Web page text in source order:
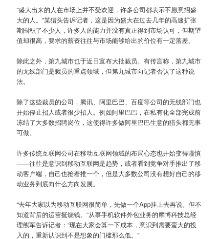
“盛大出来的人在市场上并不受欢迎，许多公司都表示不愿意招盛
大的人。”某猎头告诉记者，这是因为盛大在过去几年的高速扩张
期囤积了不少人，许多人的能力并没有真正得到市场认可，但期望
值却很高，要求的薪资往往与市场能够给出的价位有一定落差。
除此之外，第九城市也于近日宣布大批裁员。有传言称，第九城市
的无线部门是裁员的重点领域，但第九城市向记者否认了这种说
法。
除了这些裁员的公司，腾讯、阿里巴巴、百度等公司的无线部门也
开始停止招人或者很少招人。例如阿里巴巴，在私有化全部完成前
冻结了大多数招聘岗位，这使得许多做阿里巴巴生意的猎头都无事
可做。
许多传统互联网公司在移动互联网领域的布局心态也开始变得谨慎
——往往是意识到移动互联网是趋势，或者看到竞争对手推出了移
动客户端，自己也抢着推一个，但是大多数公司没有想好自己的移
动业务到底向什么方向发展。
“去年大家以为移动互联网很简单，先做一个App挂上去再说。但不
知道背后的运营挺烧钱。”从事手机软件外包业务的摩博科技总经
理熊军告诉记者：“现在大家会算一下成本，意识到需要蛮大的投
入的，重新认识到不是想象的门槛那么低。”